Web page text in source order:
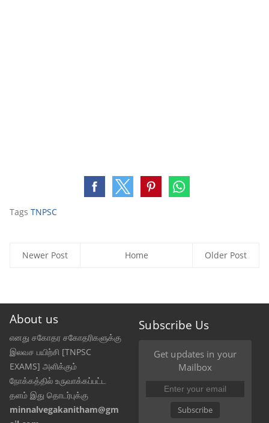
Tags TNPSC
Newer Post Older Post
Home
About us
எனது சகோதர சகோதரிகளுக்கு
இலவச பயிற்சி [TNPSC
EXAMS] அளிக்கும்
நோக்கத்தில் உருவாக்கப்பட்ட
தளம் இது தொடர்புக்கு
minnalvegakanitham@gm
Subscribe Us
Get updates in your
Mailbox
Subscribe